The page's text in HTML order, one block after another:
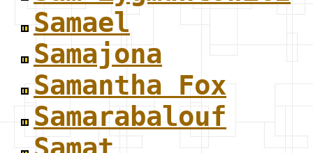
Samael
Samajona
Samantha Fox
Samarabalouf